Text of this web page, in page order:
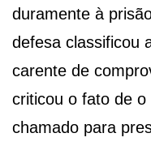
duramente à
defesa classificou
carente de
criticou o fato de
chamado para